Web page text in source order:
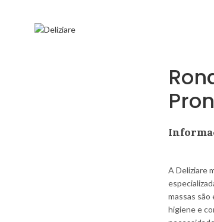
A Deliziare
massas
higiene e